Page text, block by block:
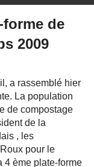
de
2009
a rassemblé hier
La population
de compostage
de la
, les
pour le
4 ème plate-forme